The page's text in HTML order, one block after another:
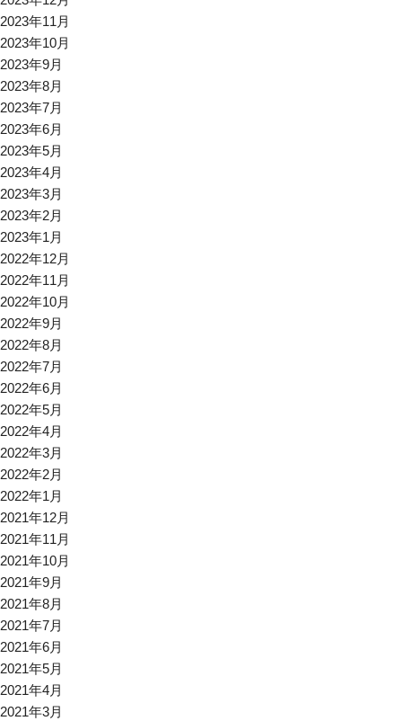
2023年11月
2023年10月
2023年9月
2023年8月
2023年7月
2023年6月
2023年5月
2023年4月
2023年3月
2023年2月
2023年1月
2022年12月
2022年11月
2022年10月
2022年9月
2022年8月
2022年7月
2022年6月
2022年5月
2022年4月
2022年3月
2022年2月
2022年1月
2021年12月
2021年11月
2021年10月
2021年9月
2021年8月
2021年7月
2021年6月
2021年5月
2021年4月
2021年3月